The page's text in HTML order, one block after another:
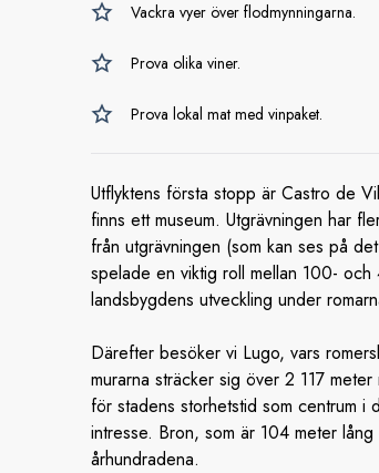
Vackra vyer över flodmynningarna.
Prova olika viner.
Prova lokal mat med vinpaket.
Utflyktens första stopp är Castro de
finns ett museum. Utgrävningen har
från utgrävningen (som kan ses på
spelade en viktig roll mellan 100-
landsbygdens utveckling under
Därefter besöker vi Lugo, vars
murarna sträcker sig över 2 117
för stadens storhetstid som centrum
intresse. Bron, som är 104 meter
århundradena.